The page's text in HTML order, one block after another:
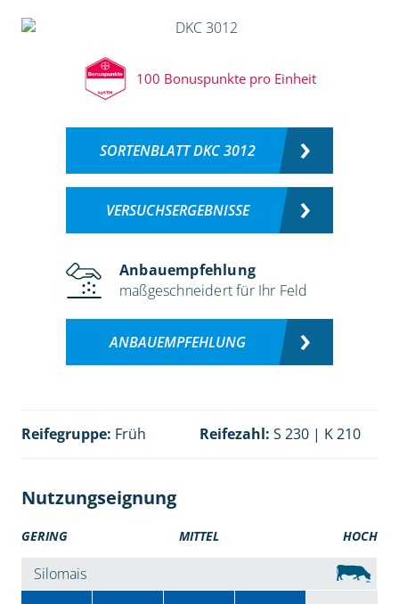
100 Bonuspunkte pro Einheit
SORTENBLATT DKC 3012
VERSUCHSERGEBNISSE
Anbauempfehlung
maßgeschneidert für Ihr Feld
ANBAUEMPFEHLUNG
Reifegruppe: Früh Reifezahl: S 230 | K 210
Nutzungseignung
GERING MITTEL HOCH
Silomais